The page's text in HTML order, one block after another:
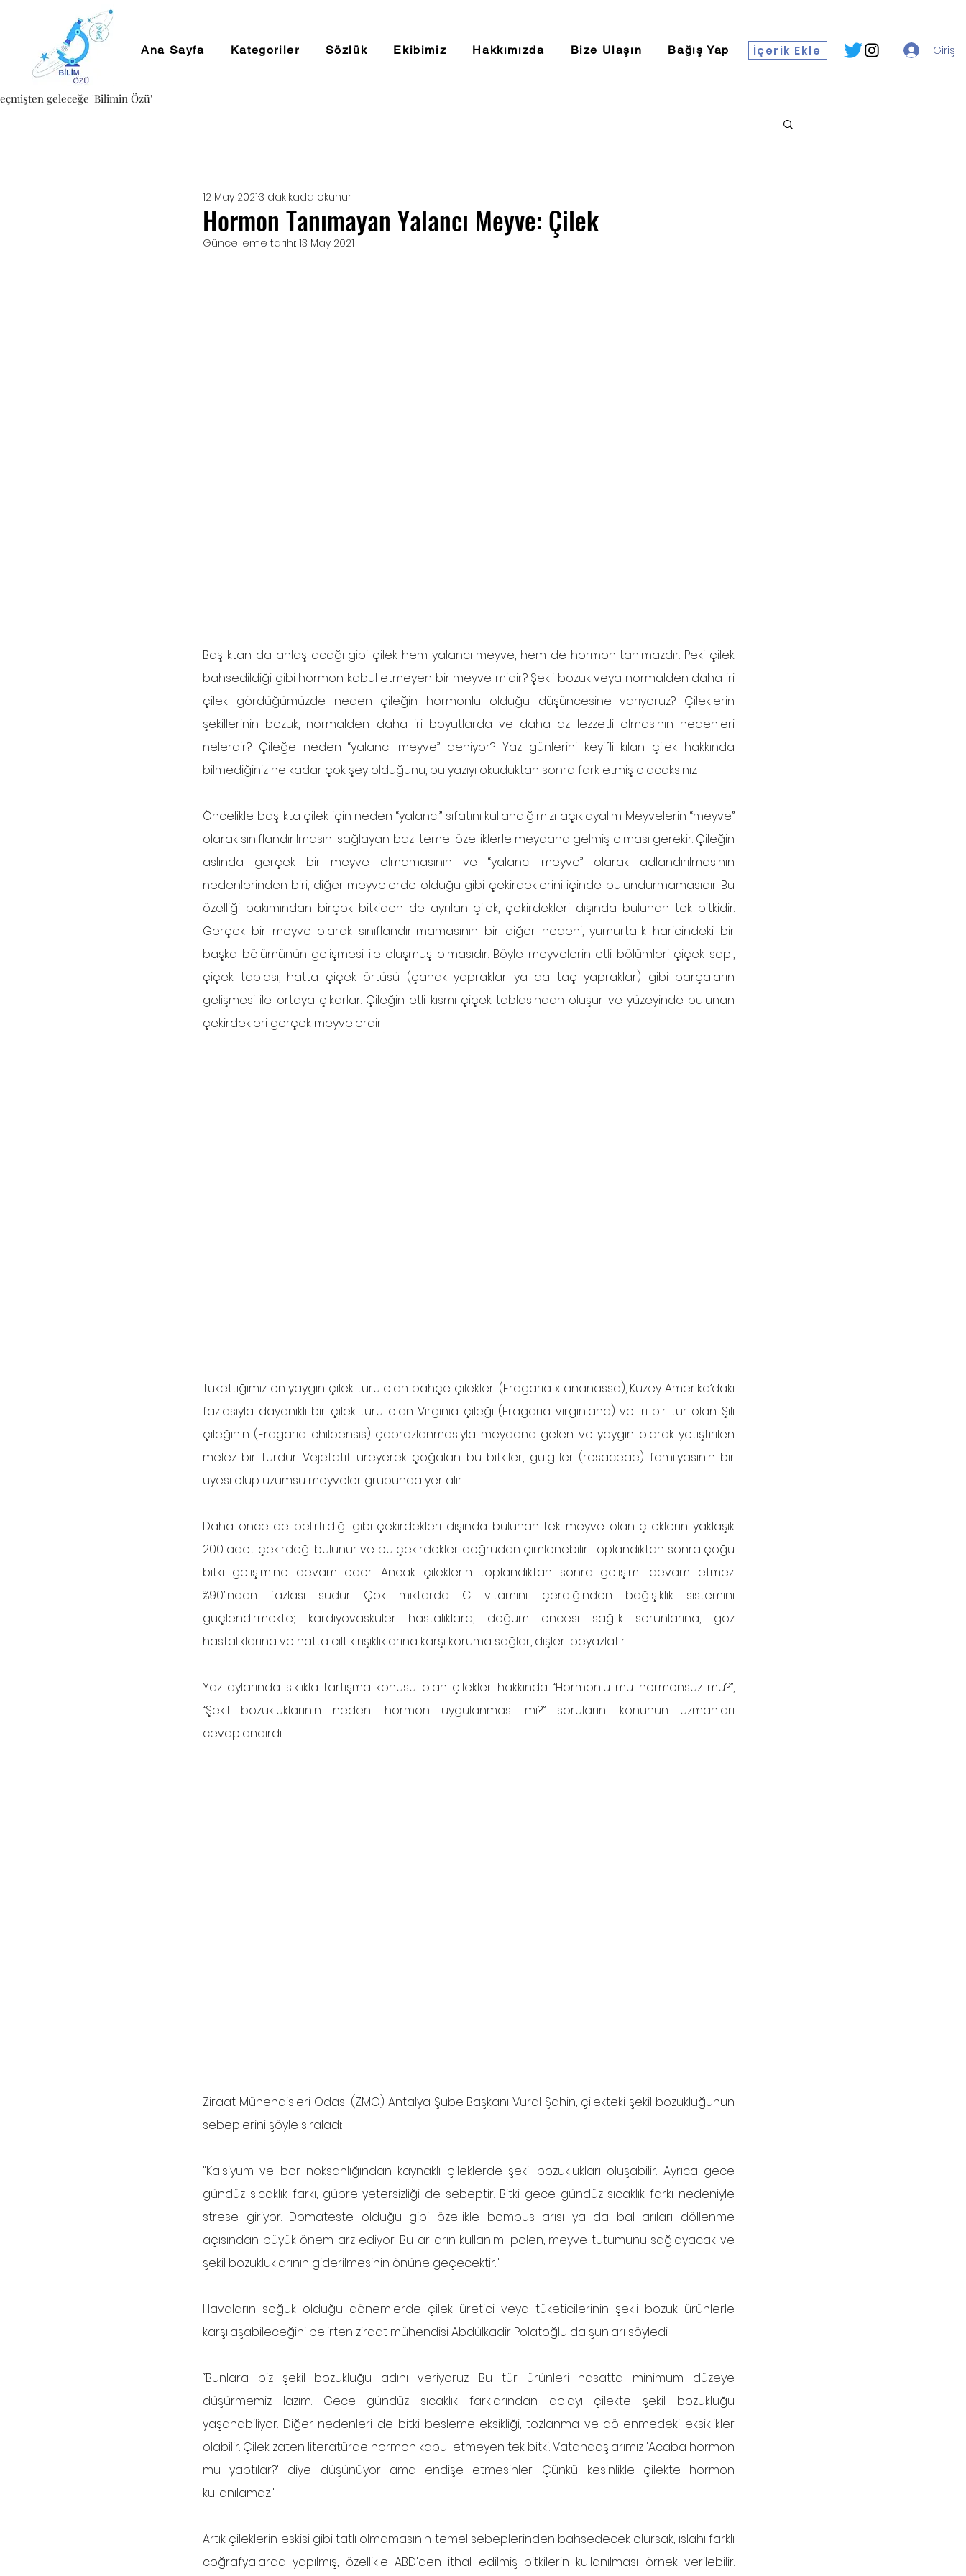
Ana Sayfa Kategoriler Sözlük Ekibimiz Hakkımızda Bize Ulaşın Bağış Yap İçerik Ekle Giriş
geleceğe 'Bilimin Özü'
Hormon Tanımayan Yalancı Meyve: Çilek
12 May 20213 dakikada okunur
Güncelleme tarihi: 13 May 2021
Başlıktan da anlaşılacağı gibi çilek hem yalancı meyve, hem de hormon tanımazdır. Peki çilek
bahsedildiği gibi hormon kabul etmeyen bir meyve midir? Şekli bozuk veya normalden daha iri
çilek gördüğümüzde neden çileğin hormonlu olduğu düşüncesine varıyoruz? Çileklerin
şekillerinin bozuk, normalden daha iri boyutlarda ve daha az lezzetli olmasının nedenleri
nelerdir? Çileğe neden “yalancı meyve” deniyor? Yaz günlerini keyifli kılan çilek hakkında
bilmediğiniz ne kadar çok şey olduğunu, bu yazıyı okuduktan sonra fark etmiş olacaksınız.
Öncelikle başlıkta çilek için neden “yalancı” sıfatını kullandığımızı açıklayalım. Meyvelerin “meyve”
olarak sınıflandırılmasını sağlayan bazı temel özelliklerle meydana gelmiş olması gerekir. Çileğin
aslında gerçek bir meyve olmamasının ve “yalancı meyve” olarak adlandırılmasının
nedenlerinden biri, diğer meyvelerde olduğu gibi çekirdeklerini içinde bulundurmamasıdır. Bu
özelliği bakımından birçok bitkiden de ayrılan çilek, çekirdekleri dışında bulunan tek bitkidir.
Gerçek bir meyve olarak sınıflandırılmamasının bir diğer nedeni, yumurtalık haricindeki bir
başka bölümünün gelişmesi ile oluşmuş olmasıdır. Böyle meyvelerin etli bölümleri çiçek sapı,
çiçek tablası, hatta çiçek örtüsü (çanak yapraklar ya da taç yapraklar) gibi parçaların
gelişmesi ile ortaya çıkarlar. Çileğin etli kısmı çiçek tablasından oluşur ve yüzeyinde bulunan
çekirdekleri gerçek meyvelerdir.
Tükettiğimiz en yaygın çilek türü olan bahçe çilekleri (Fragaria x ananassa), Kuzey Amerika’daki
fazlasıyla dayanıklı bir çilek türü olan Virginia çileği (Fragaria virginiana) ve iri bir tür olan Şili
çileğinin (Fragaria chiloensis) çaprazlanmasıyla meydana gelen ve yaygın olarak yetiştirilen
melez bir türdür. Vejetatif üreyerek çoğalan bu bitkiler, gülgiller (rosaceae) familyasının bir
üyesi olup üzümsü meyveler grubunda yer alır.
Daha önce de belirtildiği gibi çekirdekleri dışında bulunan tek meyve olan çileklerin yaklaşık
200 adet çekirdeği bulunur ve bu çekirdekler doğrudan çimlenebilir. Toplandıktan sonra çoğu
bitki gelişimine devam eder. Ancak çileklerin toplandıktan sonra gelişimi devam etmez.
%90’ından fazlası sudur. Çok miktarda C vitamini içerdiğinden bağışıklık sistemini
güçlendirmekte; kardiyovasküler hastalıklara, doğum öncesi sağlık sorunlarına, göz
hastalıklarına ve hatta cilt kırışıklıklarına karşı koruma sağlar, dişleri beyazlatır.
Yaz aylarında sıklıkla tartışma konusu olan çilekler hakkında “Hormonlu mu hormonsuz mu?”,
“Şekil bozukluklarının nedeni hormon uygulanması mı?” sorularını konunun uzmanları
cevaplandırdı.
Ziraat Mühendisleri Odası (ZMO) Antalya Şube Başkanı Vural Şahin, çilekteki şekil bozukluğunun
sebeplerini şöyle sıraladı:
"Kalsiyum ve bor noksanlığından kaynaklı çileklerde şekil bozuklukları oluşabilir. Ayrıca gece
gündüz sıcaklık farkı, gübre yetersizliği de sebeptir. Bitki gece gündüz sıcaklık farkı nedeniyle
strese giriyor. Domateste olduğu gibi özellikle bombus arısı ya da bal arıları döllenme
açısından büyük önem arz ediyor. Bu arıların kullanımı polen, meyve tutumunu sağlayacak ve
şekil bozukluklarının giderilmesinin önüne geçecektir."
Havaların soğuk olduğu dönemlerde çilek üretici veya tüketicilerinin şekli bozuk ürünlerle
karşılaşabileceğini belirten ziraat mühendisi Abdülkadir Polatoğlu da şunları söyledi:
“Bunlara biz şekil bozukluğu adını veriyoruz. Bu tür ürünleri hasatta minimum düzeye
düşürmemiz lazım. Gece gündüz sıcaklık farklarından dolayı çilekte şekil bozukluğu
yaşanabiliyor. Diğer nedenleri de bitki besleme eksikliği, tozlanma ve döllenmedeki eksiklikler
olabilir. Çilek zaten literatürde hormon kabul etmeyen tek bitki. Vatandaşlarımız 'Acaba hormon
mu yaptılar?' diye düşünüyor ama endişe etmesinler. Çünkü kesinlikle çilekte hormon
kullanılamaz."
Artık çileklerin eskisi gibi tatlı olmamasının temel sebeplerinden bahsedecek olursak, ıslahı farklı
coğrafyalarda yapılmış, özellikle ABD'den ithal edilmiş bitkilerin kullanılması örnek verilebilir.